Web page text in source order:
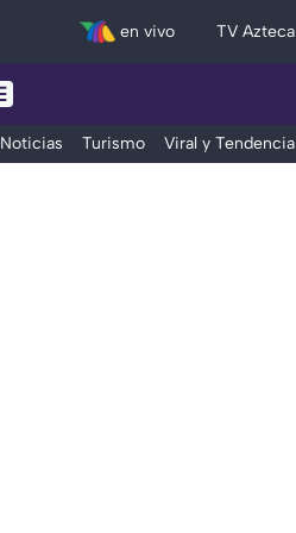
en vivo TV Azteca
Noticias Turismo Viral y Tendencia